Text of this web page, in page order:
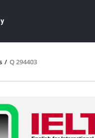
/ Q 294403